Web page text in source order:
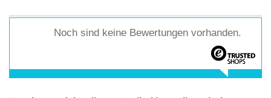
Noch sind keine Bewertungen vorhanden.